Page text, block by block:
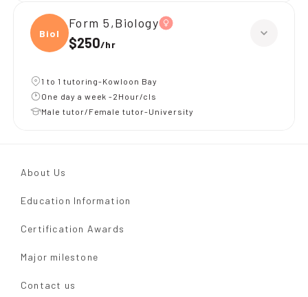
Biolo
Form 5,Biology
$250/hr
1 to 1 tutoring-Kowloon Bay
One day a week -2Hour/cls
Male tutor/Female tutor-University
About Us
Education Information
Certification Awards
Major milestone
Contact us